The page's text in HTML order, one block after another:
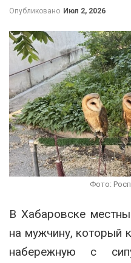
Опубликовано Июл 2, 2026
Фото:
В Хабаровске
на мужчину, который
набережную с